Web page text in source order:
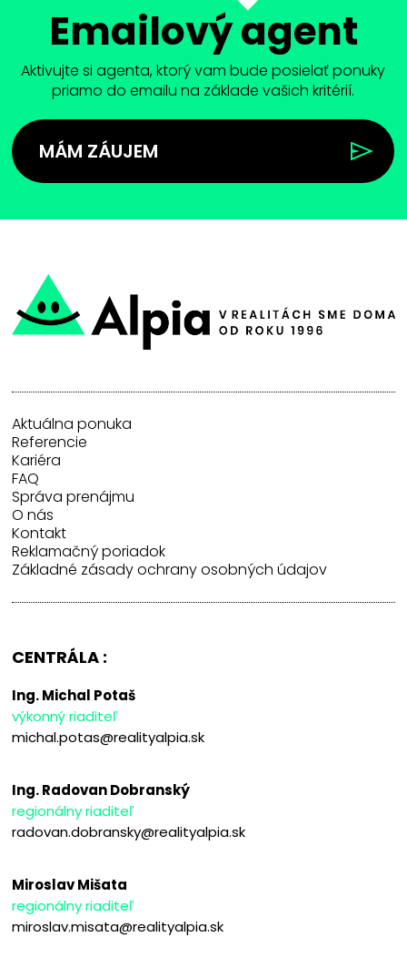
Emailový agent
Aktivujte si agenta, ktorý vam bude posielať ponuky
priamo do emailu na základe vašich kritérií.
MÁM ZÁUJEM
Aktuálna ponuka
Referencie
Kariéra
FAQ
Správa prenájmu
O nás
Kontakt
Reklamačný poriadok
Základné zásady ochrany osobných údajov
CENTRÁLA :
Ing. Michal Potaš
výkonný riaditeľ
michal.potas@realityalpia.sk
Ing. Radovan Dobranský
regionálny riaditeľ
radovan.dobransky@realityalpia.sk
Miroslav Mišata
regionálny riaditeľ
miroslav.misata@realityalpia.sk